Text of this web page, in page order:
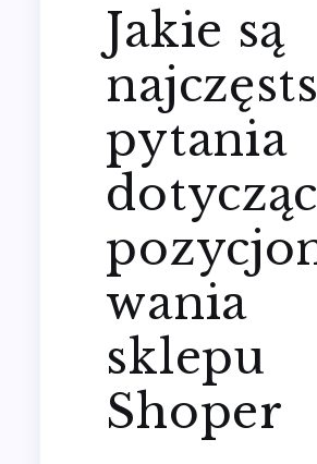
Jakie są
pytania
wania
sklepu
Shoper